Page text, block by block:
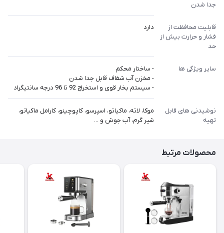
جدا شدن
قابلیت محافظت از
فشار و حرارت بیش از
حد
دارد
سایر ویژگی ها
- ساختار محکم
- مخزن آب شفاف قابل جدا شدن
- سیستم بخار قوی و استخراج 92 تا 96 درجه سانتیگراد
نوشیدنی های قابل
تهیه
موکا، لاته، ماکیاتو، اسپرسو، کاپوچینو، کارامل ماکیاتو،
شیر گرم، آب جوش و ...
محصولات مرتبط